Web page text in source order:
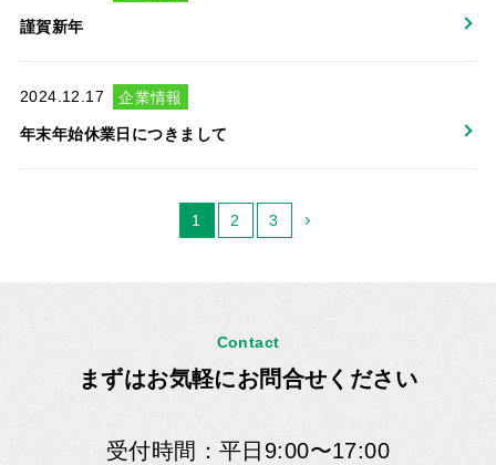
謹賀新年
2024.12.17 企業情報
年末年始休業日につきまして
1 2 3
Contact
まずはお気軽にお問合せください
受付時間：平日9:00〜17:00